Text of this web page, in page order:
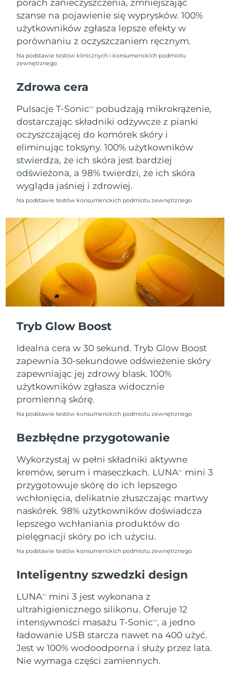
porach zanieczyszczenia, zmniejszając
szanse na pojawienie się wyprysków. 100%
użytkowników zgłasza lepsze efekty w
porównaniu z oczyszczaniem ręcznym.
Na podstawie testów klinicznych i konsumenckich podmiotu
zewnętrznego
Zdrowa cera
Pulsacje T-SonicTM
pobudzają mikrokrążenie,
dostarczając składniki odżywcze z pianki
oczyszczającej do komórek skóry i
eliminując toksyny. 100% użytkowników
stwierdza, że ich skóra jest bardziej
odświeżona, a 98% twierdzi, że ich skóra
wygląda jaśniej i zdrowiej.
Na podstawie testów konsumenckich podmiotu zewnętrznego
Tryb Glow Boost
Idealna cera w 30 sekund. Tryb Glow Boost
zapewnia 30-sekundowe odświeżenie skóry
zapewniając jej zdrowy blask. 100%
użytkowników zgłasza widocznie
promienną skórę.
Na podstawie testów konsumenckich podmiotu zewnętrznego
Bezbłędne przygotowanie
Wykorzystaj w pełni składniki aktywne
kremów, serum i maseczkach. LUNATM
mini 3
przygotowuje skórę do ich lepszego
wchłonięcia, delikatnie złuszczając martwy
naskórek. 98% użytkowników doświadcza
lepszego wchłaniania produktów do
pielęgnacji skóry po ich użyciu.
Na podstawie testów konsumenckich podmiotu zewnętrznego
Inteligentny szwedzki design
LUNATM
mini 3 jest wykonana z
ultrahigienicznego silikonu. Oferuje 12
intensywności masażu T-SonicTM, a jedno
ładowanie USB starcza nawet na 400 użyć.
Jest w 100% wodoodporna i służy przez lata.
Nie wymaga części zamiennych.
Holandia
Oczekiwany czas dostawy
11/08/2026
Nowa Zelandia
Oczekiwany czas dostawy
11/08/2026
Norwegia
Oman
Oczekiwany czas dostawy
14/08/2026
Filipiny
Oczekiwany czas dostawy
14/08/2026
Polska
Oczekiwany czas dostawy
Oczekiwany czas dostawy
Portoryko
Oczekiwany czas dostawy
13/08/2026
Katar
Oczekiwany czas dostawy
12/08/2026
Reunion
Oczekiwany czas dostawy
16/08/2026
Rumunia
Rosja
Oczekiwany czas dostawy
19/08/2026
Arabia Saudyjska
Oczekiwany czas dostawy
Słowacja
11/08/2026
Słowenia
Oczekiwany czas dostawy
Republika
Południowej Afryki
Oczekiwany czas dostawy
19/08/2026
Korea Południowa
Oczekiwany czas dostawy
13/08/2026
Hiszpania
Oczekiwany czas dostawy
Szwecja
Oczekiwany czas dostawy
11/08/2026
Szwajcaria
Oczekiwany czas dostawy
11/08/2026